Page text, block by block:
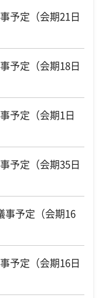
予定（会期21日
予定（会期18日
予定（会期1日
予定（会期35日
事予定（会期16
予定（会期16日